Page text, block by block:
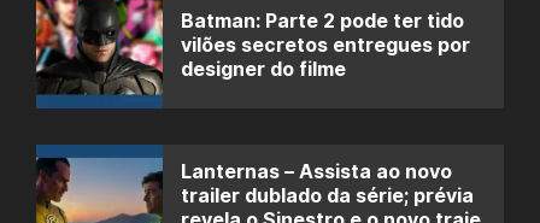
Batman: Parte 2 pode ter tido
vilões secretos entregues por
designer do filme
Lanternas – Assista ao novo
trailer dublado da série; prévia